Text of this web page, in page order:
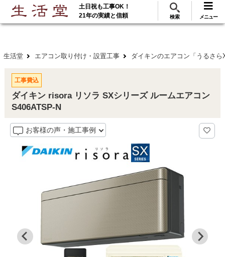
ご利用 288万･工事実績117万件! 無料見積
土日祝も工事OK！
21年の実績と信頼
検索 メニュー
生活堂 エアコン取り付け・設置工事 ダイキンのエアコン「うるさ
工事費込
ダイキン risora リソラ SXシリーズ ルームエアコン
S406ATSP-N
お客様の声・施工事例